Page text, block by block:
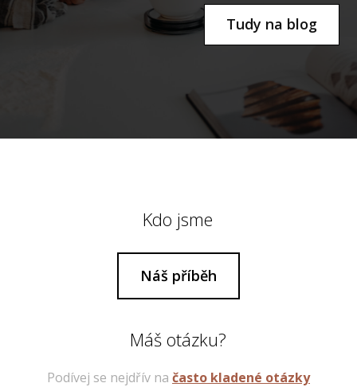
Tudy na blog
Kdo jsme
Náš příběh
Máš otázku?
Podívej se nejdřív na často kladené otázky